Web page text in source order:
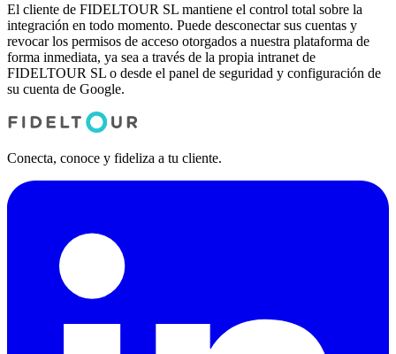
El cliente de FIDELTOUR SL mantiene el control total sobre la
integración en todo momento. Puede desconectar sus cuentas y
revocar los permisos de acceso otorgados a nuestra plataforma de
forma inmediata, ya sea a través de la propia intranet de
FIDELTOUR SL o desde el panel de seguridad y configuración de
su cuenta de Google.
Conecta, conoce y fideliza a tu cliente.